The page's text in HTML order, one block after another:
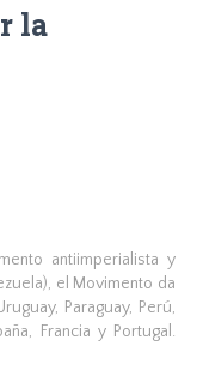
la
antiimperialista y
el Movimento da
Paraguay, Perú,
Francia y Portugal.